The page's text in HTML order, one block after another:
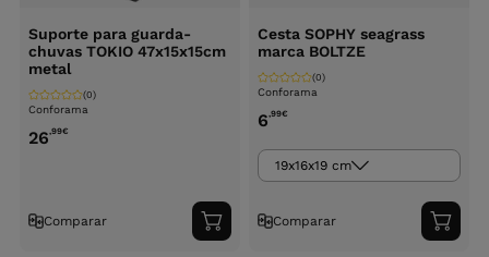
Suporte para guarda-
chuvas TOKIO 47x15x15cm
metal
Conforama
(0)
26,99€
Comparar
Adicionar
ao
Cesta SOPHY seagrass
marca BOLTZE
Conforama
(0)
6,99€
19x16x19 cm
Comparar
ao